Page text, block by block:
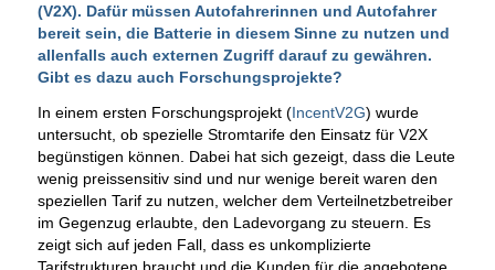
(V2X). Dafür müssen Autofahrerinnen und Autofahrer
bereit sein, die Batterie in diesem Sinne zu nutzen und
allenfalls auch externen Zugriff darauf zu gewähren.
Gibt es dazu auch Forschungsprojekte?
In einem ersten Forschungsprojekt (IncentV2G) wurde
untersucht, ob spezielle Stromtarife den Einsatz für V2X
begünstigen können. Dabei hat sich gezeigt, dass die Leute
wenig preissensitiv sind und nur wenige bereit waren den
speziellen Tarif zu nutzen, welcher dem Verteilnetzbetreiber
im Gegenzug erlaubte, den Ladevorgang zu steuern. Es
zeigt sich auf jeden Fall, dass es unkomplizierte